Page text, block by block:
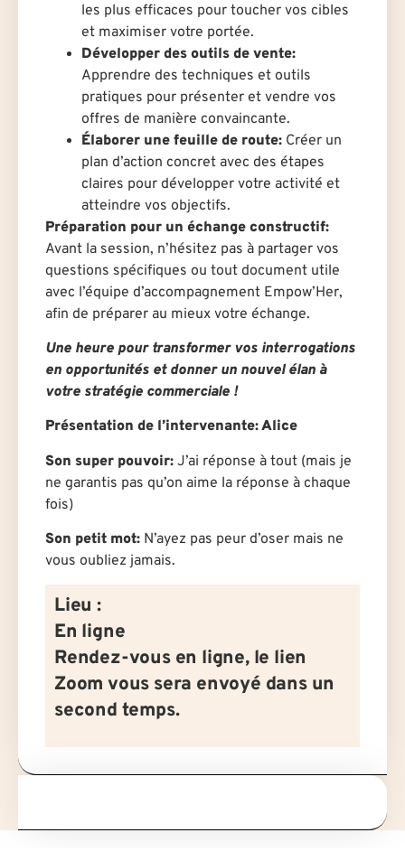
les plus efficaces pour toucher vos cibles
et maximiser votre portée.
Développer des outils de vente:
Apprendre des techniques et outils
pratiques pour présenter et vendre vos
offres de manière convaincante.
Élaborer une feuille de route: Créer un
plan d’action concret avec des étapes
claires pour développer votre activité et
atteindre vos objectifs.
Préparation pour un échange constructif:
Avant la session, n’hésitez pas à partager vos
questions spécifiques ou tout document utile
avec l’équipe d’accompagnement Empow’Her,
afin de préparer au mieux votre échange.
Une heure pour transformer vos interrogations
en opportunités et donner un nouvel élan à
votre stratégie commerciale !
Présentation de l’intervenante: Alice
Son super pouvoir: J’ai réponse à tout (mais je
ne garantis pas qu’on aime la réponse à chaque
fois)
Son petit mot: N’ayez pas peur d’oser mais ne
vous oubliez jamais.
Lieu :
En ligne
Rendez-vous en ligne, le lien
Zoom vous sera envoyé dans un
second temps.